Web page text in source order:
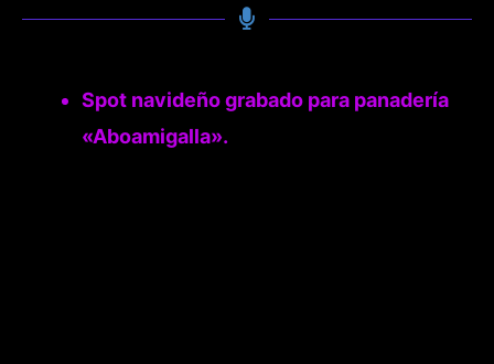
Spot navideño grabado para panadería
«Aboamigalla».